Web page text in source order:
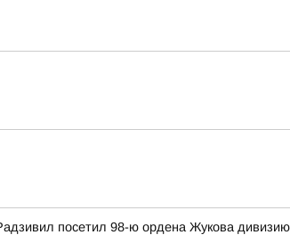
посетил 98-ю ордена Жукова